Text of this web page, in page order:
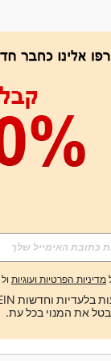
אפליקציה
מדיניות הפרטיות ועוגיות ול